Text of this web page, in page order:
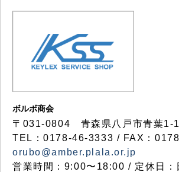
ボルボ商会
〒031-0804 青森県八戸市青葉1-
TEL：0178-46-3333 / FAX：
orubo@amber.plala.or.jp
営業時間：9:00〜18:00 / 定休日：